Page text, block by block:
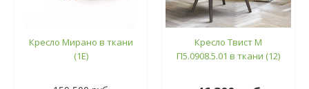
Кресло Мирано в ткани
(1E)
Кресло Твист М
П5.0908.5.01 в ткани (12)